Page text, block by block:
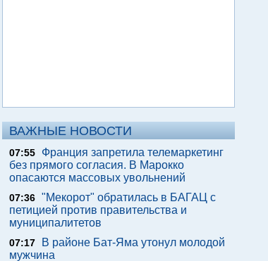
ВАЖНЫЕ НОВОСТИ
07:55
Франция запретила телемаркетинг
без прямого согласия. В Марокко
опасаются массовых увольнений
07:36 "Мекорот" обратилась в БАГАЦ с
петицией против правительства и
муниципалитетов
07:17
В районе Бат-Яма утонул молодой
мужчина